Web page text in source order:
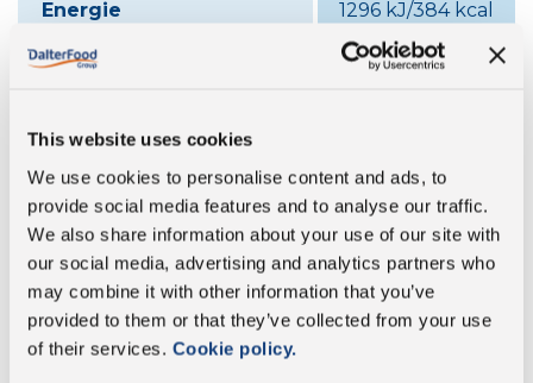
This website uses cookies
We use cookies to personalise content and ads, to
provide social media features and to analyse our traffic.
We also share information about your use of our site with
our social media, advertising and analytics partners who
may combine it with other information that you’ve
provided to them or that they’ve collected from your use
of their services. Cookie policy.
Energie 1296 kJ/384 kcal
Fett 32 g
davon gesättigte
Fettsäuren:
Kohlenhydrate <1 g
davon Zucker: 0 g
Proteine 24 g